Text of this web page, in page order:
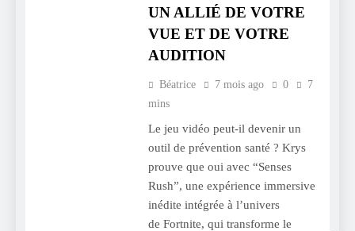
UN ALLIÉ DE VOTRE
VUE ET DE VOTRE
AUDITION
Béatrice 7 mois ago 0
7
mins
Le jeu vidéo peut-il devenir un
outil de prévention santé ? Krys
prouve que oui avec “Senses
Rush”, une expérience immersive
inédite intégrée à l’univers
de Fortnite, qui transforme le